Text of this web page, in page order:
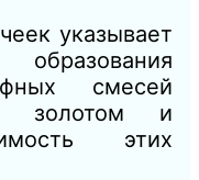
указывает
смесей
золотом и
этих